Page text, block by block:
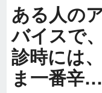
ある人の
バイスで
診時には
ま一番辛…